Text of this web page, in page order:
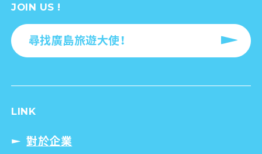
JOIN US !
尋找廣島旅遊大使！
LINK
對於企業